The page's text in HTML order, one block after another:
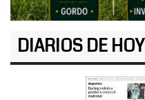
DIARIOS DE HOY